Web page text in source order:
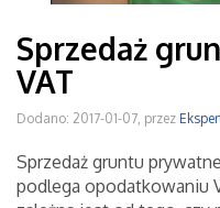
Sprzedaż
VAT
Dodano: 2017-01-07, przez
Sprzedaż gruntu
podlega opodatkowaniu